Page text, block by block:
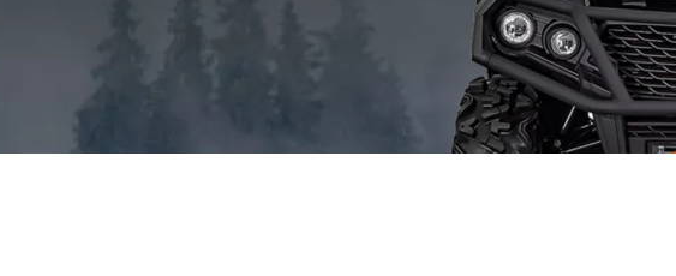
Для глубокого снега
Газомасляные